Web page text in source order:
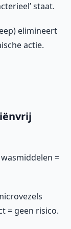
staat.
elimineert
actie.
=
= geen risico.